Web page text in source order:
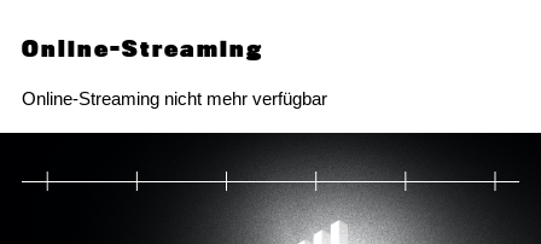
Online-Streaming
Online-Streaming nicht mehr verfügbar